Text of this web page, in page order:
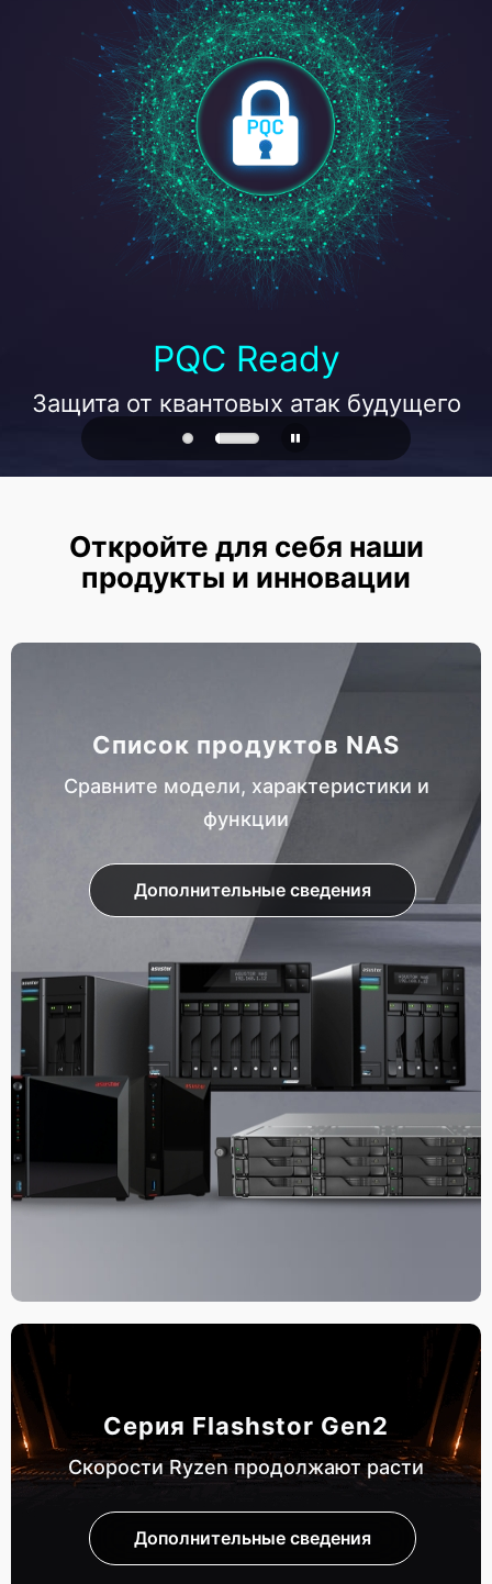
PQC Ready
Защита от квантовых атак будущего
Откройте для себя наши
продукты и инновации
Список продуктов NAS
Сравните модели, характеристики и
функции
Дополнительные сведения
Серия Flashstor Gen2
Скорости Ryzen продолжают расти
Дополнительные сведения